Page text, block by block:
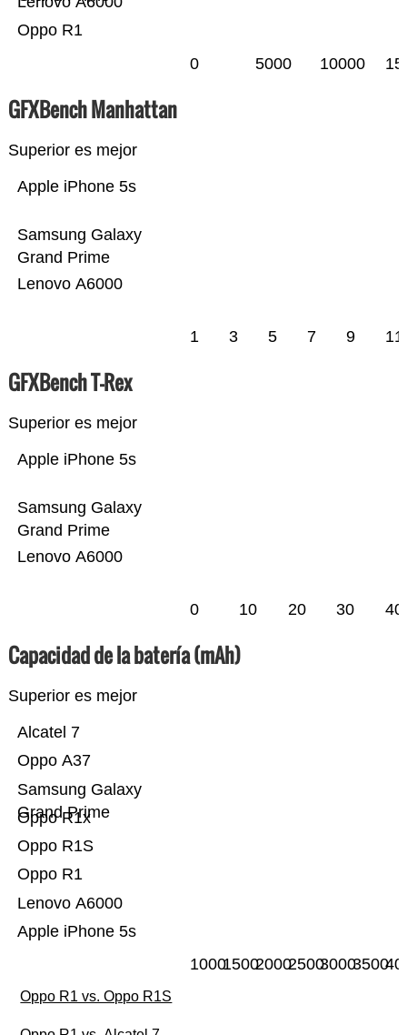
Oppo R1
0 5000 10000
GFXBench Manhattan
Superior es mejor
Lenovo A6000
Samsung Galaxy
Grand Prime
Apple iPhone 5s
1 3 5 7 9 11
GFXBench T-Rex
Superior es mejor
Lenovo A6000
Samsung Galaxy
Grand Prime
Apple iPhone 5s
0 10 20 30 40
Capacidad de la batería (mAh)
Superior es mejor
Apple iPhone 5s
Lenovo A6000
Oppo R1
Oppo R1S
Oppo R1x
Samsung Galaxy
Grand Prime
Oppo A37
Alcatel 7
100015002000250030003500
Oppo R1 vs. Oppo R1S